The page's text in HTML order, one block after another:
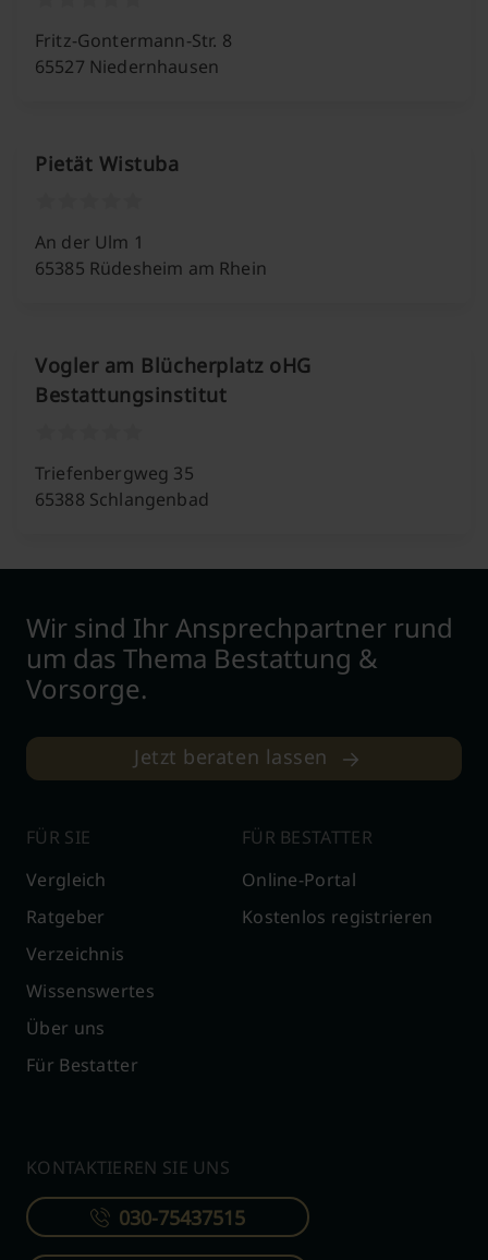
Fritz-Gontermann-Str. 8
65527 Niedernhausen
Pietät Wistuba
An der Ulm 1
65385 Rüdesheim am Rhein
Vogler am Blücherplatz oHG
Bestattungsinstitut
Triefenbergweg 35
65388 Schlangenbad
Wir sind Ihr Ansprechpartner rund
um das Thema Bestattung &
Vorsorge.
Jetzt beraten lassen
FÜR SIE
Vergleich
Ratgeber
Verzeichnis
Wissenswertes
Über uns
Für Bestatter
FÜR BESTATTER
Online-Portal
Kostenlos registrieren
KONTAKTIEREN SIE UNS
030-75437515